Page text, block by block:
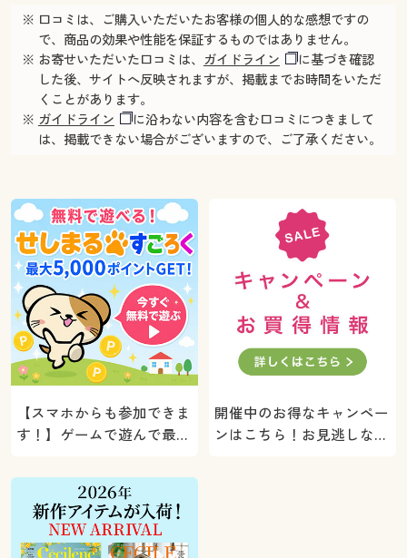
※ 口コミは、ご購入いただいたお客様の個人的な感想ですの
で、商品の効果や性能を保証するものではありません。
※ お寄せいただいた口コミは、 ガイドライン
に基づき確認
した後、サイトへ反映されますが、掲載までお時間をいただ
くことがあります。
※ ガイドライン
に沿わない内容を含む口コミにつきまして
は、掲載できない場合がございますので、ご了承ください。
【スマホからも参加できま
す！】ゲームで遊んで最大
ト！
開催中のお得なキャンペー
ンはこちら！お見逃しな